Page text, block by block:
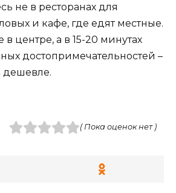
не в ресторанах для
и кафе, где едят местные.
центре, а в 15-20 минутах
достопримечательностей –
дешевле.
( Пока оценок нет )